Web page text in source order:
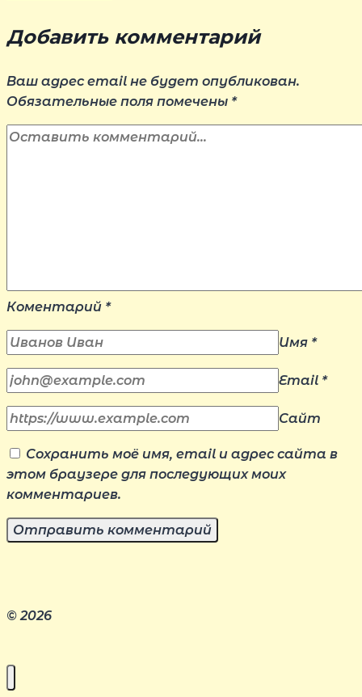
Добавить комментарий
Ваш адрес email не будет опубликован.
Обязательные поля помечены *
Коментарий *
Имя *
Email *
Сайт
Сохранить моё имя, email и адрес сайта в
этом браузере для последующих моих
комментариев.
© 2026